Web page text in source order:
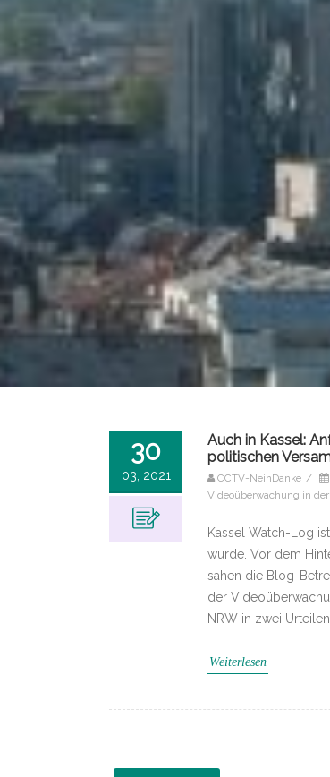
30
03, 2021
Auch in Kassel:
politischen
CCTV-NeinDanke /
Videoüberwachung in
Kassel Watch-Log
wurde. Vor dem
sahen die Blog-
der
NRW in zwei
Weiterlesen